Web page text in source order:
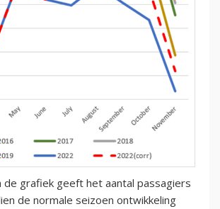
de grafiek geeft het aantal passagiers
de normale seizoen ontwikkeling